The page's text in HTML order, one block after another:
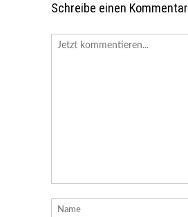
Schreibe einen Kommentar